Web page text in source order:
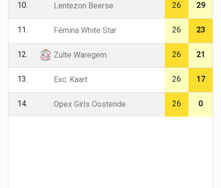
10. Lentezon Beerse 26 29
11. Fémina White Star 26 23
12. Zulte Waregem 26 21
13. Exc. Kaart 26 17
14. Opex Girls Oostende 26 0